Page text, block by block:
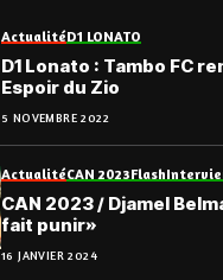
ActualitéD1 LONATO
D1 Lonato : Tambo FC
Espoir du Zio
5 NOVEMBRE 2022
ActualitéCAN 2023Flash
CAN 2023 / Djamel
fait punir»
16 JANVIER 2024